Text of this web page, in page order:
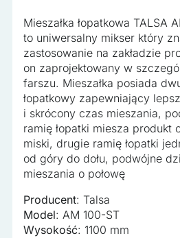
Mieszałka łopatkowa TALSA
to uniwersalny mikser który
zastosowanie na zakładzie
on zaprojektowany w
farszu. Mieszałka posiada
łopatkowy zapewniający
i skrócony czas mieszania,
ramię łopatki miesza produkt
miski, drugie ramię łopatki
od góry do dołu, podwójne
mieszania o połowę
Producent: Talsa
Model: AM 100-ST
Wysokość: 1100 mm
Nieklasyfikowane pliki cookie, to
klasyfikowania, wraz z
ciasteczek.
Odrzuć
Zapisz moje
Akceptuj